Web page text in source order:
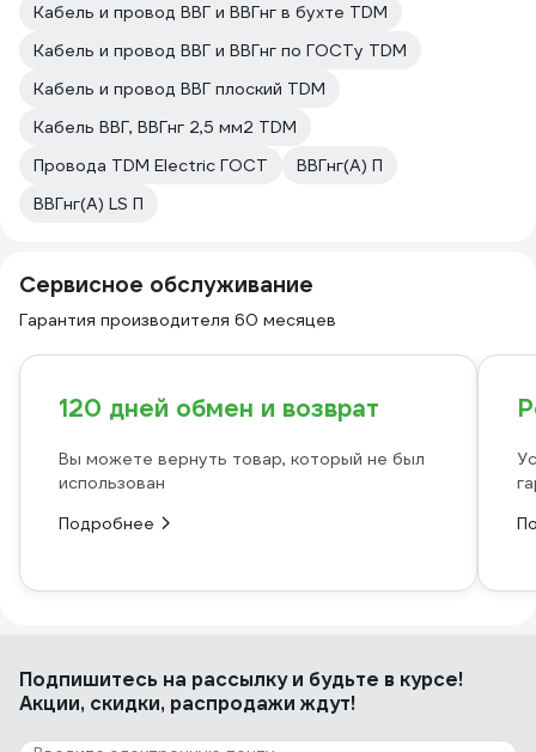
Кабель и провод ВВГ и ВВГнг в бухте TDM
Кабель и провод ВВГ и ВВГнг по ГОСТу TDM
Кабель и провод ВВГ плоский TDM
Кабель ВВГ, ВВГнг 2,5 мм2 TDM
Провода TDM Electric ГОСТ
ВВГнг(A) П
ВВГнг(A) LS П
Сервисное обслуживание
Гарантия производителя 60 месяцев
120 дней обмен и возврат
Вы можете вернуть товар, который не был
использован
Подробнее
Подпишитесь на рассылкуи будьте в курсе!
Акции, скидки, распродажи ждут!